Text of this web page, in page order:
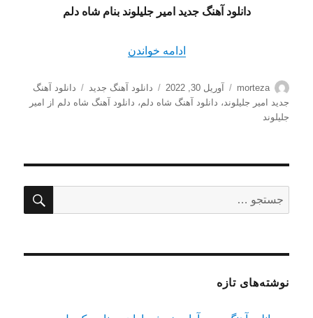
دانلود آهنگ جدید امیر جلیلوند بنام شاه دلم
ادامه خواندن
نویسنده
morteza
ارسال
شده
آوریل 30, 2022 دسته‌ها
دانلود آهنگ جدید برچسب‌ها
دانلود آهنگ
جدید امیر جلیلوند، دانلود آهنگ شاه دلم، دانلود آهنگ شاه دلم از امیر
جلیلوند
برای:
نوشته‌های تازه